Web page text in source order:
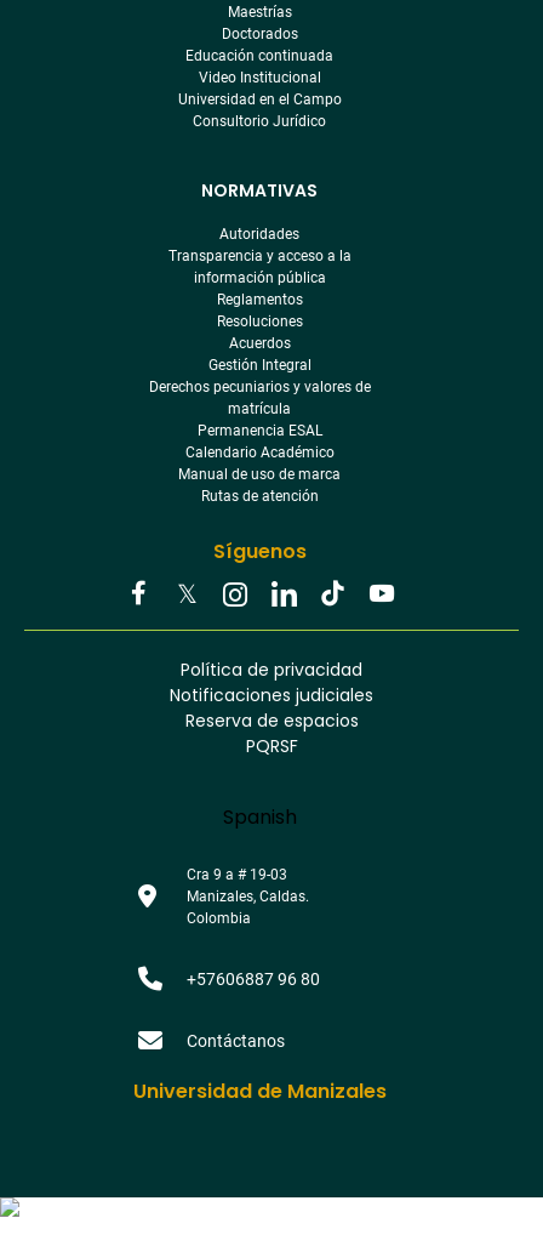
Síguenos
TwitterInstagramLinkedinTiktokYoutube
Maestrías
Doctorados
Educación continuada
Video Institucional
Universidad en el Campo
Consultorio Jurídico
NORMATIVAS
Autoridades
Transparencia y acceso a la
información pública
Reglamentos
Resoluciones
Acuerdos
Gestión Integral
Derechos pecuniarios y valores de
matrícula
Permanencia ESAL
Calendario Académico
Manual de uso de marca
Rutas de atención
Política de privacidad
Notificaciones judiciales
Reserva de espacios
PQRSF
Language
Spanish
Cra 9 a # 19-03
Manizales, Caldas.
Colombia
+57606887 96 80
Contáctanos
Universidad de Manizales